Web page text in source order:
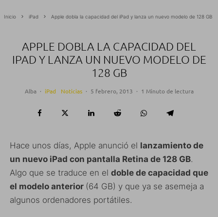
Inicio iPad Apple dobla la capacidad del iPad y lanza un nuevo modelo de 128 GB
APPLE DOBLA LA CAPACIDAD DEL
IPAD Y LANZA UN NUEVO MODELO DE
128 GB
Alba · iPad Noticias · 5 febrero, 2013 · 1 Minuto de lectura
Hace unos días, Apple anunció el lanzamiento de
un nuevo iPad con pantalla Retina de 128 GB.
Algo que se traduce en el doble de capacidad que
el modelo anterior (64 GB) y que ya se asemeja a
algunos ordenadores portátiles.